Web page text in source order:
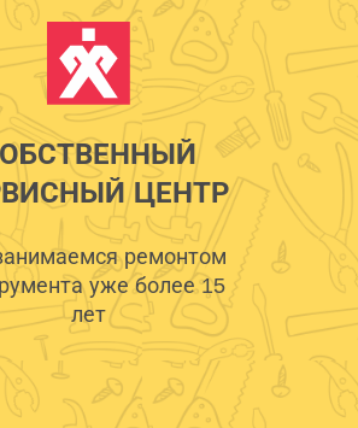
ЦЕНТР
ремонтом
уже более 15
лет